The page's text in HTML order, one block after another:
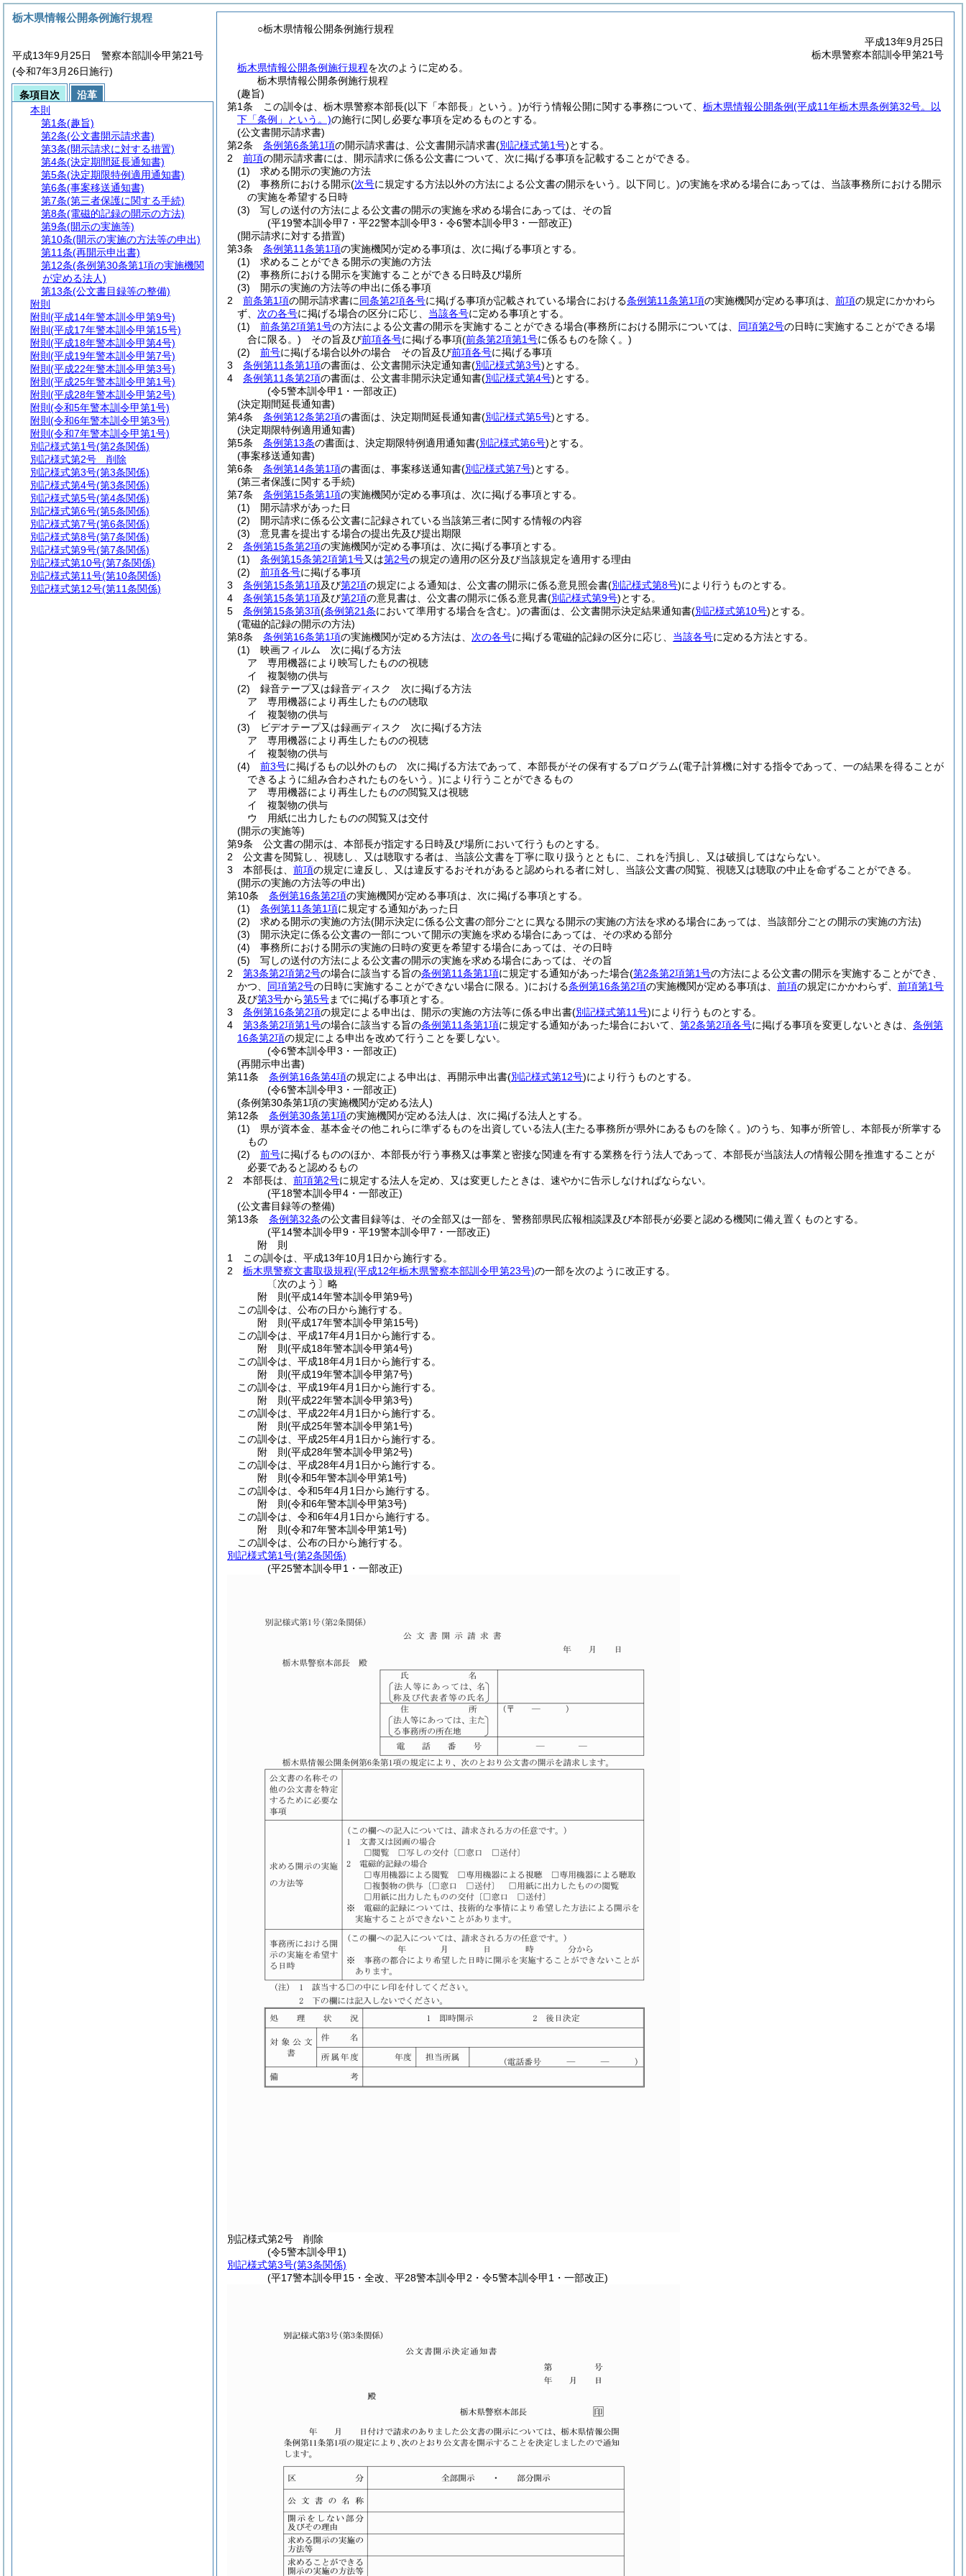
○栃木県情報公開条例施行規程
平成13年9月25日
栃木県警察本部訓令甲第21号
栃木県情報公開条例施行規程を次のように定める。
栃木県情報公開条例施行規程
(趣旨)
第1条
この訓令は、栃木県警察本部長(以下「本部長」という。)が行う情報公開に関する事務について、 栃木県情報公開条例(平成11年栃木県条例第32号。以
下「条例」という。)の施行に関し必要な事項を定めるものとする。
(公文書開示請求書)
第2条
条例第6条第1項の開示請求書は、公文書開示請求書(別記様式第1号)とする。
2
前項の開示請求書には、開示請求に係る公文書について、次に掲げる事項を記載することができる。
(1)
求める開示の実施の方法
(2)
事務所における開示(次号に規定する方法以外の方法による公文書の開示をいう。以下同じ。)の実施を求める場合にあっては、当該事務所における開示
の実施を希望する日時
(3)
写しの送付の方法による公文書の開示の実施を求める場合にあっては、その旨
(平19警本訓令甲7・平22警本訓令甲3・令6警本訓令甲3・一部改正)
(開示請求に対する措置)
第3条
条例第11条第1項の実施機関が定める事項は、次に掲げる事項とする。
(1)
求めることができる開示の実施の方法
(2)
事務所における開示を実施することができる日時及び場所
(3)
開示の実施の方法等の申出に係る事項
2
前条第1項の開示請求書に同条第2項各号に掲げる事項が記載されている場合における条例第11条第1項の実施機関が定める事項は、 前項の規定にかかわら
ず、 次の各号に掲げる場合の区分に応じ、 当該各号に定める事項とする。
(1)
前条第2項第1号の方法による公文書の開示を実施することができる場合(事務所における開示については、 同項第2号の日時に実施することができる場
合に限る。) その旨及び前項各号に掲げる事項(前条第2項第1号に係るものを除く。)
(2)
前号に掲げる場合以外の場合 その旨及び前項各号に掲げる事項
3
条例第11条第1項の書面は、公文書開示決定通知書(別記様式第3号)とする。
4
条例第11条第2項の書面は、公文書非開示決定通知書(別記様式第4号)とする。
(令5警本訓令甲1・一部改正)
(決定期間延長通知書)
第4条
条例第12条第2項の書面は、決定期間延長通知書(別記様式第5号)とする。
(決定期限特例適用通知書)
第5条
条例第13条の書面は、決定期限特例適用通知書(別記様式第6号)とする。
(事案移送通知書)
第6条
条例第14条第1項の書面は、事案移送通知書(別記様式第7号)とする。
(第三者保護に関する手続)
第7条
条例第15条第1項の実施機関が定める事項は、次に掲げる事項とする。
(1)
開示請求があった日
(2)
開示請求に係る公文書に記録されている当該第三者に関する情報の内容
(3)
意見書を提出する場合の提出先及び提出期限
2
条例第15条第2項の実施機関が定める事項は、次に掲げる事項とする。
(1)
条例第15条第2項第1号又は第2号の規定の適用の区分及び当該規定を適用する理由
(2)
前項各号に掲げる事項
3
条例第15条第1項及び第2項の規定による通知は、公文書の開示に係る意見照会書(別記様式第8号)により行うものとする。
4
条例第15条第1項及び第2項の意見書は、公文書の開示に係る意見書(別記様式第9号)とする。
5
条例第15条第3項(条例第21条において準用する場合を含む。)の書面は、公文書開示決定結果通知書(別記様式第10号)とする。
(電磁的記録の開示の方法)
第8条
条例第16条第1項の実施機関が定める方法は、 次の各号に掲げる電磁的記録の区分に応じ、 当該各号に定める方法とする。
(1)
映画フィルム 次に掲げる方法
ア
専用機器により映写したものの視聴
イ
複製物の供与
(2)
録音テープ又は録音ディスク 次に掲げる方法
ア
専用機器により再生したものの聴取
イ
複製物の供与
(3)
ビデオテープ又は録画ディスク 次に掲げる方法
ア
専用機器により再生したものの視聴
イ
複製物の供与
(4)
前3号に掲げるもの以外のもの 次に掲げる方法であって、本部長がその保有するプログラム(電子計算機に対する指令であって、一の結果を得ることが
できるように組み合わされたものをいう。)により行うことができるもの
ア
専用機器により再生したものの閲覧又は視聴
イ
複製物の供与
ウ
用紙に出力したものの閲覧又は交付
(開示の実施等)
第9条
公文書の開示は、本部長が指定する日時及び場所において行うものとする。
2
公文書を閲覧し、視聴し、又は聴取する者は、当該公文書を丁寧に取り扱うとともに、これを汚損し、又は破損してはならない。
3
本部長は、 前項の規定に違反し、又は違反するおそれがあると認められる者に対し、当該公文書の閲覧、視聴又は聴取の中止を命ずることができる。
(開示の実施の方法等の申出)
第10条
条例第16条第2項の実施機関が定める事項は、次に掲げる事項とする。
(1)
条例第11条第1項に規定する通知があった日
(2)
求める開示の実施の方法(開示決定に係る公文書の部分ごとに異なる開示の実施の方法を求める場合にあっては、当該部分ごとの開示の実施の方法)
(3)
開示決定に係る公文書の一部について開示の実施を求める場合にあっては、その求める部分
(4)
事務所における開示の実施の日時の変更を希望する場合にあっては、その日時
(5)
写しの送付の方法による公文書の開示の実施を求める場合にあっては、その旨
2
第3条第2項第2号の場合に該当する旨の条例第11条第1項に規定する通知があった場合(第2条第2項第1号の方法による公文書の開示を実施することができ、
かつ、 同項第2号の日時に実施することができない場合に限る。)における条例第16条第2項の実施機関が定める事項は、 前項の規定にかかわらず、 前項第1号
及び第3号から第5号までに掲げる事項とする。
3
条例第16条第2項の規定による申出は、開示の実施の方法等に係る申出書(別記様式第11号)により行うものとする。
4
第3条第2項第1号の場合に該当する旨の条例第11条第1項に規定する通知があった場合において、 第2条第2項各号に掲げる事項を変更しないときは、 条例第
16条第2項の規定による申出を改めて行うことを要しない。
(令6警本訓令甲3・一部改正)
(再開示申出書)
第11条
条例第16条第4項の規定による申出は、再開示申出書(別記様式第12号)により行うものとする。
(令6警本訓令甲3・一部改正)
(条例第30条第1項の実施機関が定める法人)
第12条
条例第30条第1項の実施機関が定める法人は、次に掲げる法人とする。
(1)
県が資本金、基本金その他これらに準ずるものを出資している法人(主たる事務所が県外にあるものを除く。)のうち、知事が所管し、本部長が所掌する
もの
(2)
前号に掲げるもののほか、本部長が行う事務又は事業と密接な関連を有する業務を行う法人であって、本部長が当該法人の情報公開を推進することが
必要であると認めるもの
2
本部長は、 前項第2号に規定する法人を定め、又は変更したときは、速やかに告示しなければならない。
(平18警本訓令甲4・一部改正)
(公文書目録等の整備)
第13条
条例第32条の公文書目録等は、その全部又は一部を、警務部県民広報相談課及び本部長が必要と認める機関に備え置くものとする。
(平14警本訓令甲9・平19警本訓令甲7・一部改正)
附 則
1
この訓令は、平成13年10月1日から施行する。
2
栃木県警察文書取扱規程(平成12年栃木県警察本部訓令甲第23号)の一部を次のように改正する。
〔次のよう〕略
附 則(平成14年警本訓令甲第9号)
この訓令は、公布の日から施行する。
附 則(平成17年警本訓令甲第15号)
この訓令は、平成17年4月1日から施行する。
附 則(平成18年警本訓令甲第4号)
この訓令は、平成18年4月1日から施行する。
附 則(平成19年警本訓令甲第7号)
この訓令は、平成19年4月1日から施行する。
附 則(平成22年警本訓令甲第3号)
この訓令は、平成22年4月1日から施行する。
附 則(平成25年警本訓令甲第1号)
この訓令は、平成25年4月1日から施行する。
附 則(平成28年警本訓令甲第2号)
この訓令は、平成28年4月1日から施行する。
附 則(令和5年警本訓令甲第1号)
この訓令は、令和5年4月1日から施行する。
附 則(令和6年警本訓令甲第3号)
この訓令は、令和6年4月1日から施行する。
附 則(令和7年警本訓令甲第1号)
この訓令は、公布の日から施行する。
別記様式第1号(第2条関係)
(平25警本訓令甲1・一部改正)
別記様式第2号 削除
(令5警本訓令甲1)
別記様式第3号(第3条関係)
(平17警本訓令甲15・全改、平28警本訓令甲2・令5警本訓令甲1・一部改正)
栃木県情報公開条例施行規程
平成13年9月25日 警察本部訓令甲第21号
(令和7年3月26日施行)
条項目次
沿革
本則
第1条(趣旨)
第2条(公文書開示請求書)
第3条(開示請求に対する措置)
第4条(決定期間延長通知書)
第5条(決定期限特例適用通知書)
第6条(事案移送通知書)
第7条(第三者保護に関する手続)
第8条(電磁的記録の開示の方法)
第9条(開示の実施等)
第10条(開示の実施の方法等の申出)
第11条(再開示申出書)
第12条(条例第30条第1項の実施機関
が定める法人)
第13条(公文書目録等の整備)
附則
附則 (平成14年警本訓令甲第9号)
附則 (平成17年警本訓令甲第15号)
附則 (平成18年警本訓令甲第4号)
附則 (平成19年警本訓令甲第7号)
附則 (平成22年警本訓令甲第3号)
附則 (平成25年警本訓令甲第1号)
附則 (平成28年警本訓令甲第2号)
附則 (令和5年警本訓令甲第1号)
附則 (令和6年警本訓令甲第3号)
附則 (令和7年警本訓令甲第1号)
別記様式第1号(第2条関係)
別記様式第2号 削除
別記様式第3号(第3条関係)
別記様式第4号(第3条関係)
別記様式第5号(第4条関係)
別記様式第6号(第5条関係)
別記様式第7号(第6条関係)
別記様式第8号(第7条関係)
別記様式第9号(第7条関係)
別記様式第10号(第7条関係)
別記様式第11号(第10条関係)
別記様式第12号(第11条関係)